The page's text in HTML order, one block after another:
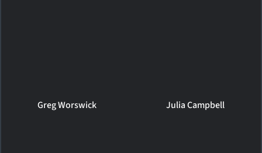
Greg Worswick Julia Campbell